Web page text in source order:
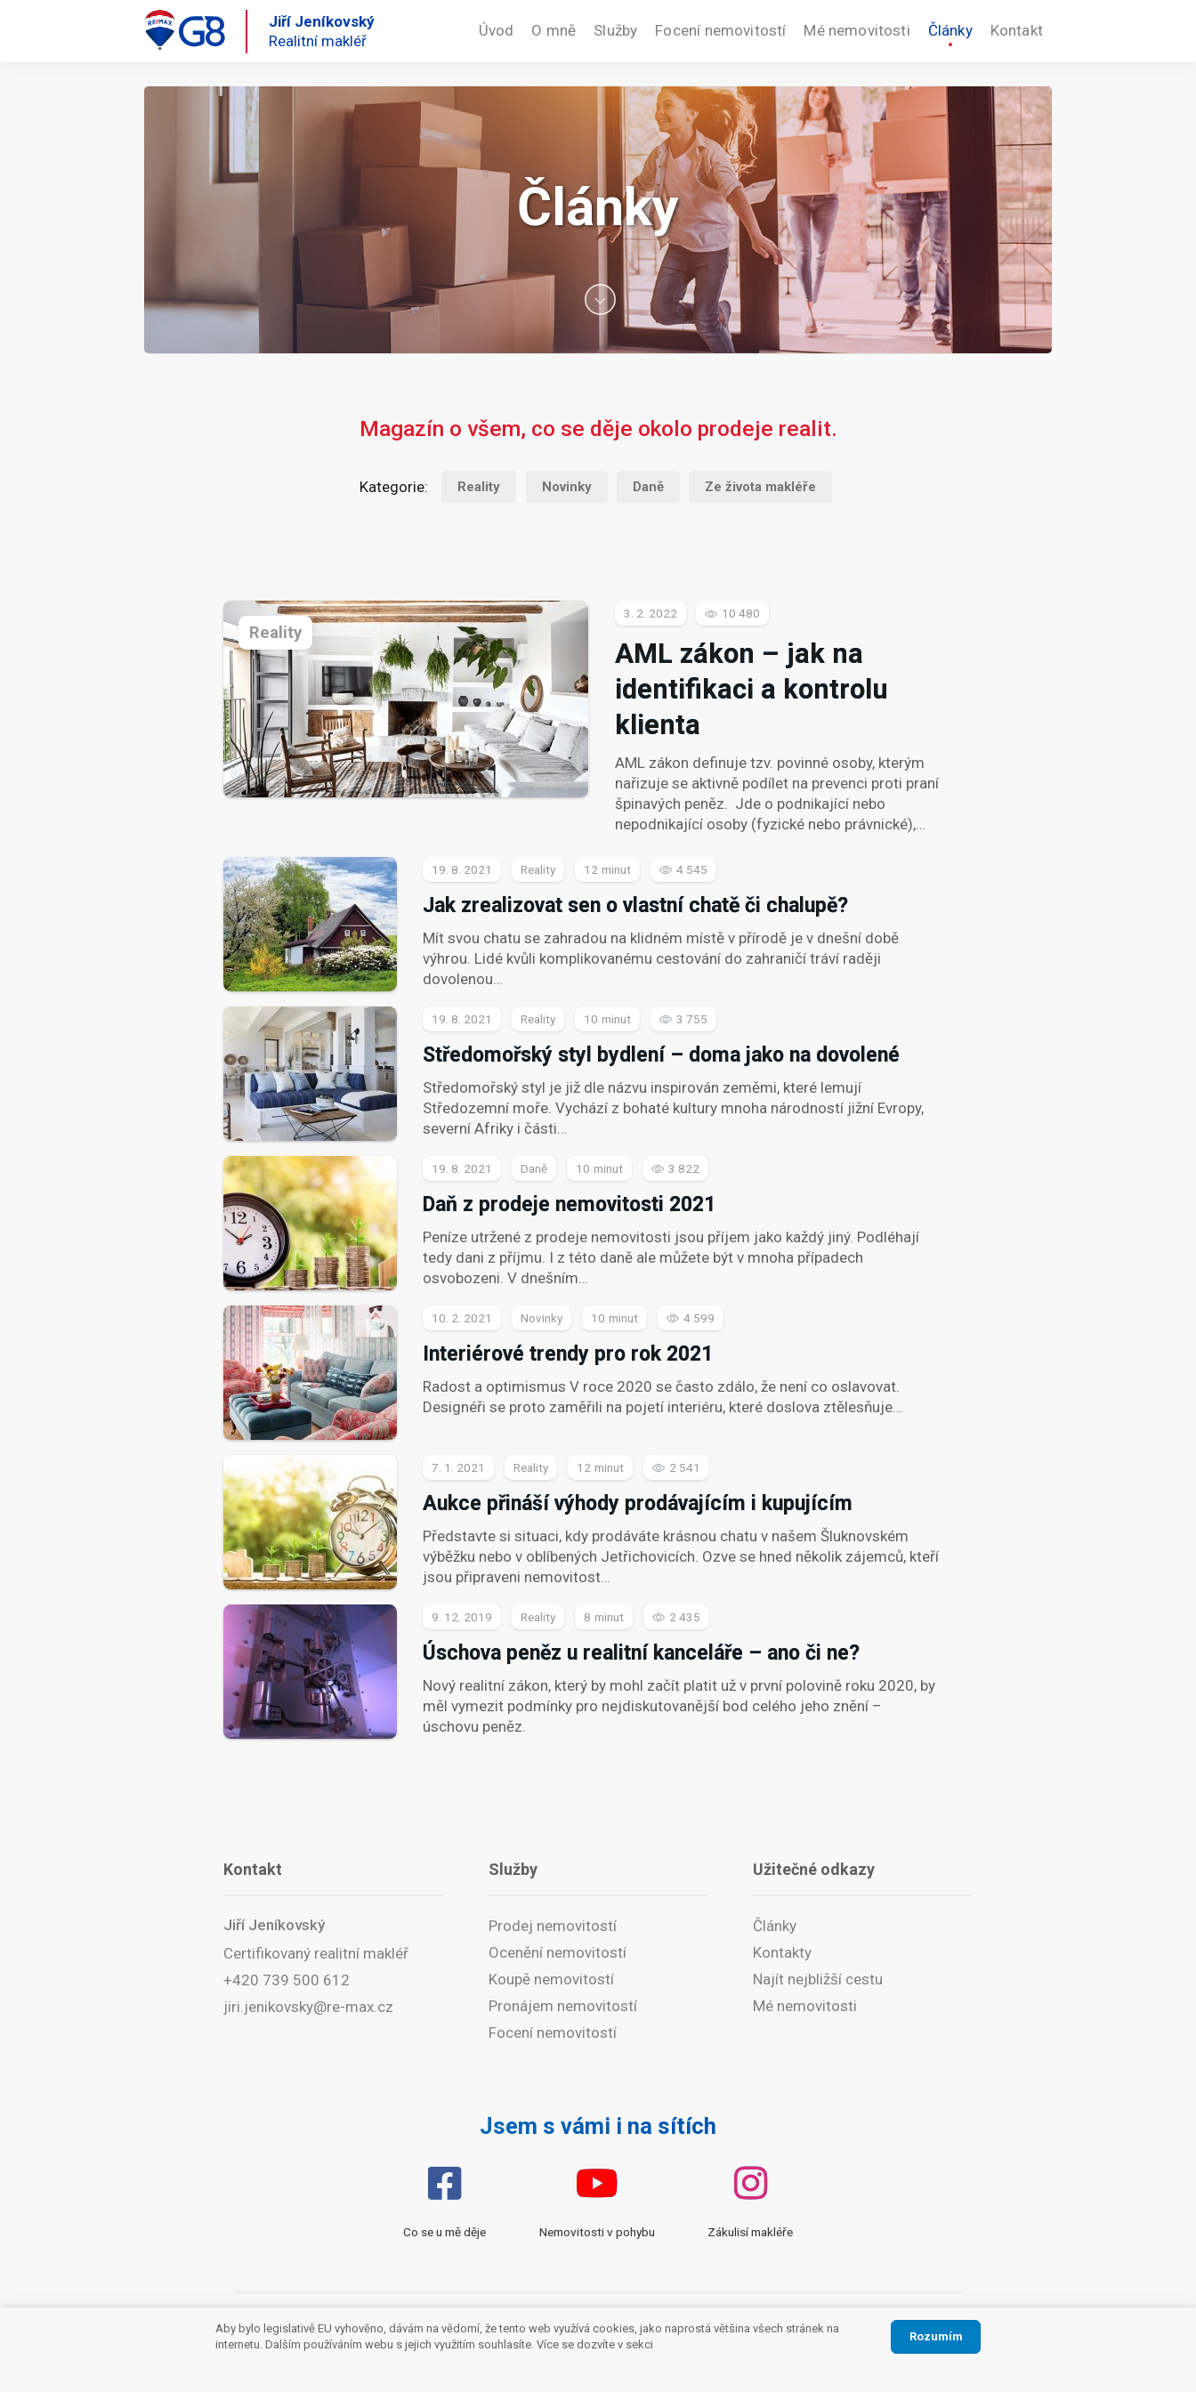
Jiří Jeníkovský
Realitní makléř
Úvod O mně Služby Focení nemovitostí Mé nemovitosti Články Kontakt
Články
Magazín o všem, co se děje okolo prodeje realit.
Kategorie: Reality Novinky Daně Ze života makléře
3. 2. 2022 10 480
AML zákon – jak na
identifikaci a kontrolu
klienta
AML zákon definuje tzv. povinné osoby, kterým
nařizuje se aktivně podílet na prevenci proti praní
špinavých peněz. Jde o podnikající nebo
nepodnikající osoby (fyzické nebo právnické),…
Reality
19. 8. 2021 Reality 12 4 545
Jak zrealizovat sen o vlastní chatě či chalupě?
Mít svou chatu se zahradou na klidném místě v přírodě je v dnešní době
výhrou. Lidé kvůli komplikovanému cestování do zahraničí tráví raději
dovolenou…
19. 8. 2021 Reality 10 3 755
Středomořský styl bydlení – doma jako na dovolené
Středomořský styl je již dle názvu inspirován zeměmi, které lemují
Středozemní moře. Vychází z bohaté kultury mnoha národností jižní Evropy,
severní Afriky i části…
19. 8. 2021 Daně 10 3 822
Daň z prodeje nemovitosti 2021
Peníze utržené z prodeje nemovitosti jsou příjem jako každý jiný. Podléhají
tedy dani z příjmu. I z této daně ale můžete být v mnoha případech
osvobozeni. V dnešním…
10. 2. 2021 Novinky 10 4 599
Interiérové trendy pro rok 2021
Radost a optimismus V roce 2020 se často zdálo, že není co oslavovat.
Designéři se proto zaměřili na pojetí interiéru, které doslova ztělesňuje…
7. 1. 2021 Reality 12 2 541
Aukce přináší výhody prodávajícím i kupujícím
Představte si situaci, kdy prodáváte krásnou chatu v našem Šluknovském
výběžku nebo v oblíbených Jetřichovicích. Ozve se hned několik zájemců, kteří
jsou připraveni nemovitost…
9. 12. 2019 Reality 8 2 435
Úschova peněz u realitní kanceláře – ano či ne?
Nový realitní zákon, který by mohl začít platit už v první polovině roku 2020, by
měl vymezit podmínky pro nejdiskutovanější bod celého jeho znění –
úschovu peněz.
Kontakt
Jiří Jeníkovský
Certifikovaný realitní makléř
+420 739 500 612
jiri.jenikovsky@re-max.cz
Služby
Prodej nemovitostí
Ocenění nemovitostí
Koupě nemovitostí
Pronájem nemovitostí
Focení nemovitostí
Užitečné odkazy
Články
Kontakty
Najít nejbližší cestu
Mé nemovitosti
Jsem s vámi i na sítích
Co se u mě děje Nemovitosti v pohybu Zákulisí makléře
Nabídka nemovitostí Blog RE/MAX G8 Reality Ochrana údajů Etický kodex
Aby bylo legislativě EU vyhověno, dávám na vědomí, že tento web využívá cookies, jako naprostá většina všech stránek na
internetu. Dalším používáním webu s jejich využitím souhlasíte. Více se dozvíte v sekci
Rozumím